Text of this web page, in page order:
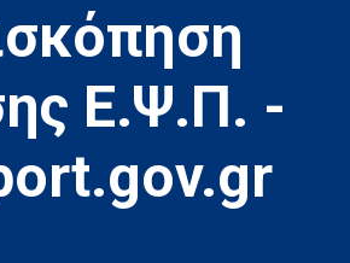
Ε.Ψ.Π. -